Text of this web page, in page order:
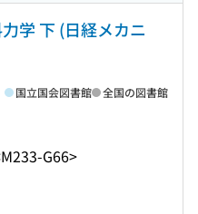
学 下 (日経メカニ
G66>
国立国会図書館 全国の図書館